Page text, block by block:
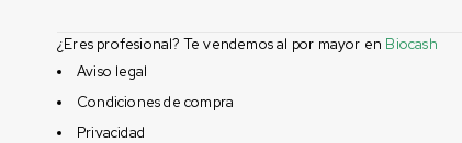
¿Eres profesional? Te vendemos al por mayor en Biocash
Aviso legal
Condiciones de compra
Privacidad